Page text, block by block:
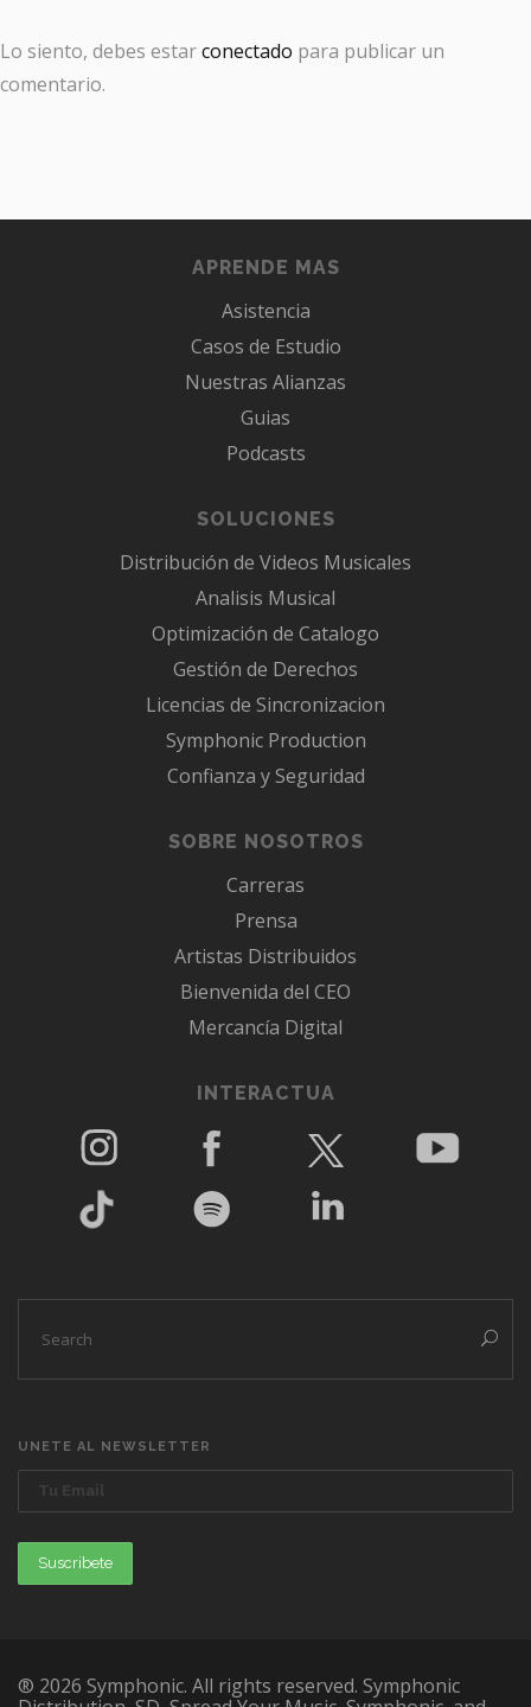
Lo siento, debes estarconectado para publicar un
comentario.
APRENDE MAS
Asistencia
Casos de Estudio
Nuestras Alianzas
Guias
Podcasts
SOLUCIONES
Distribución de Videos Musicales
Analisis Musical
Optimización de Catalogo
Gestión de Derechos
Licencias de Sincronizacion
Symphonic Production
Confianza y Seguridad
SOBRE NOSOTROS
Carreras
Prensa
Artistas Distribuidos
Bienvenida del CEO
Mercancía Digital
INTERACTUA
UNETE AL NEWSLETTER
® 2026 Symphonic. All rights reserved. Symphonic